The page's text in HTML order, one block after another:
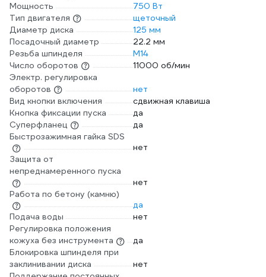
Мощность
750 Вт
Тип двигателя
щеточный
Диаметр диска
125 мм
Посадочный диаметр
22.2 мм
Резьба шпинделя
М14
Число оборотов
11000 об/мин
Электр. регулировка
оборотов
нет
Вид кнопки включения
сдвижная клавиша
Кнопка фиксации пуска
да
Суперфланец
да
Быстрозажимная гайка SDS
нет
Защита от
непреднамеренного пуска
нет
Работа по бетону (камню)
да
Подача воды
нет
Регулировка положения
кожуха без инструмента
да
Блокировка шпинделя при
заклинивании диска
нет